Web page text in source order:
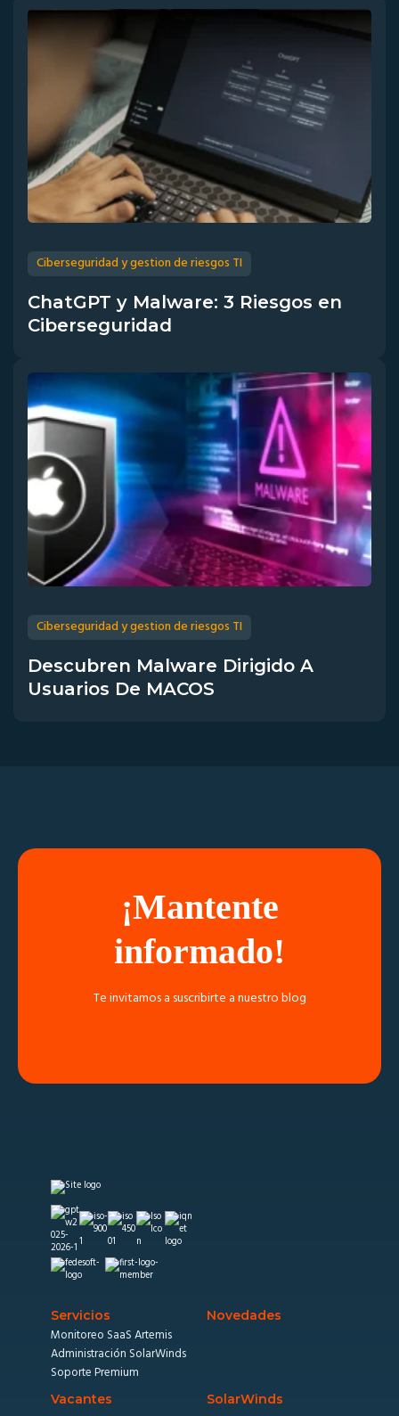
Ciberseguridad y gestion de riesgos TI
ChatGPT y Malware: 3 Riesgos en
Ciberseguridad
Ciberseguridad y gestion de riesgos TI
Descubren Malware Dirigido A
Usuarios De MACOS
¡Mantente
informado!
Te invitamos a suscribirte a nuestro blog
Servicios
Monitoreo SaaS Artemis
Administración SolarWinds
Soporte Premium
Novedades
Vacantes SolarWinds